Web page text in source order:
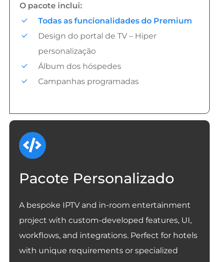
O pacote inclui:
Todas as funcionalidades do Premium
Design do portal de TV – Hiper
personalização
Álbum dos hóspedes
Campanhas programadas
Pacote Personalizado
A bespoke IPTV and in-room entertainment
project with custom-developed features, UI,
workflows, and integrations. Perfect for hotels
with unique requirements or specialized